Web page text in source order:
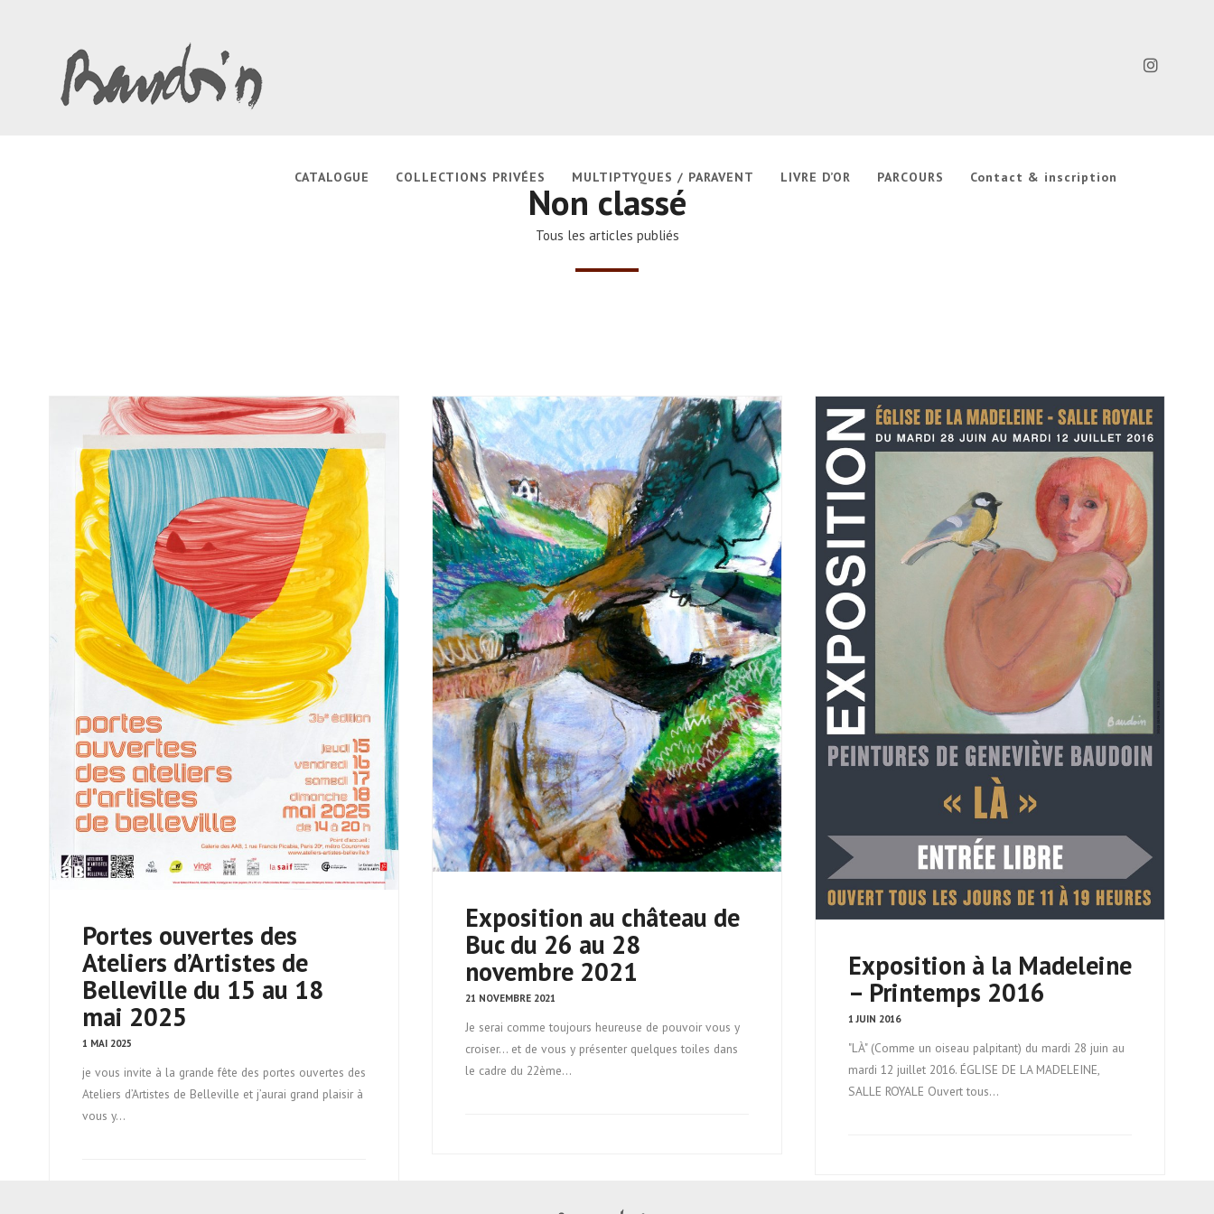
CATALOGUE COLLECTIONS PRIVÉES MULTIPTYQUES / PARAVENT LIVRE D’OR PARCOURS Contact & inscription
Non classé
Tous les articles publiés
Portes ouvertes des
Ateliers d’Artistes de
Belleville du 15 au 18
mai 2025
1 MAI 2025
je vous invite à la grande fête des portes ouvertes des
Ateliers d’Artistes de Belleville et j’aurai grand plaisir à
vous y…
Exposition au château de
Buc du 26 au 28
novembre 2021
21 NOVEMBRE 2021
Je serai comme toujours heureuse de pouvoir vous y
croiser... et de vous y présenter quelques toiles dans
le cadre du 22ème…
Exposition à la Madeleine
– Printemps 2016
1 JUIN 2016
"LÀ" (Comme un oiseau palpitant) du mardi 28 juin au
mardi 12 juillet 2016. ÉGLISE DE LA MADELEINE,
SALLE ROYALE Ouvert tous…